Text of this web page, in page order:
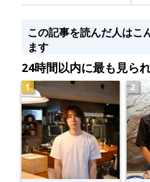
この記事を読んだ人はこ
ます
24時間以内に最も見ら